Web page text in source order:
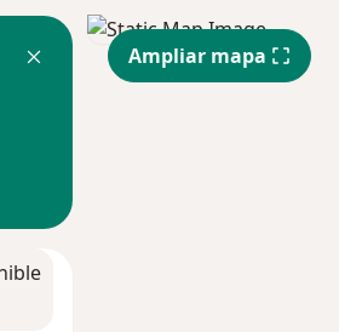
Ampliar mapa